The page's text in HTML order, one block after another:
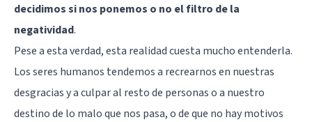
decidimos si nos ponemos o no el filtro de la
negatividad.
Pese a esta verdad, esta realidad cuesta mucho entenderla.
Los seres humanos tendemos a recrearnos en nuestras
desgracias y a culpar al resto de personas o a nuestro
destino de lo malo que nos pasa, o de que no hay motivos